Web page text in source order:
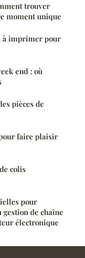
trouver
moment unique
à imprimer pour
end : où
pièces de
faire plaisir
colis
pour
de chaîne
électronique